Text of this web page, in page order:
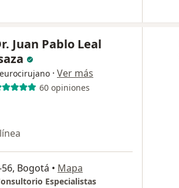
Juan Pablo Leal
· Ver más
60 opiniones
Bogotá • Mapa
Especialistas